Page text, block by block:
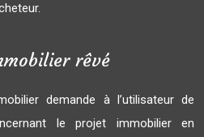
rêvé
demande à l’utilisateur de
le projet immobilier en